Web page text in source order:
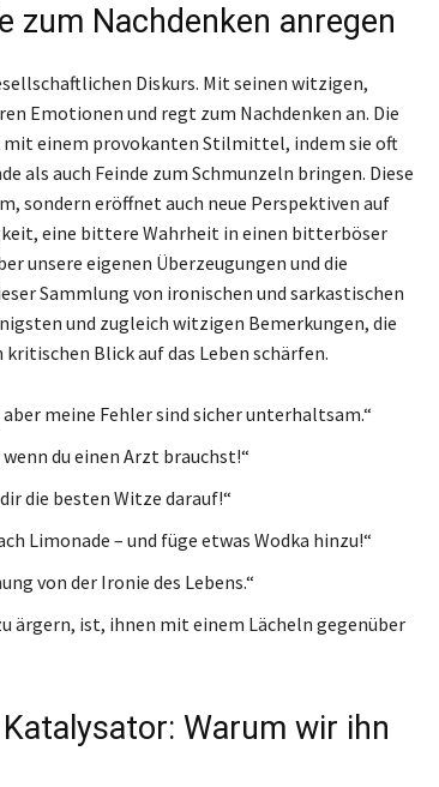
zum Nachdenken anregen
Diskurs. Mit seinen witzigen,
Emotionen und regt zum Nachdenken an. Die
mit einem provokanten Stilmittel, indem sie oft
als auch Feinde zum Schmunzeln bringen. Diese
sondern eröffnet auch neue Perspektiven auf
eine bittere Wahrheit in einen bitterböser
unsere eigenen Überzeugungen und die
Sammlung von ironischen und sarkastischen
und zugleich witzigen Bemerkungen, die
Blick auf das Leben schärfen.
meine Fehler sind sicher unterhaltsam.“
du einen Arzt brauchst!“
die besten Witze darauf!“
Limonade – und füge etwas Wodka hinzu!“
von der Ironie des Lebens.“
ärgern, ist, ihnen mit einem Lächeln gegenüber
Warum wir ihn